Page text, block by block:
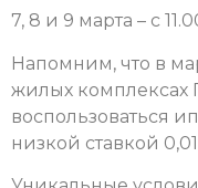
7, 8 и 9 марта – с
Напомним, что в
жилых комплексах
воспользоваться
низкой ставкой